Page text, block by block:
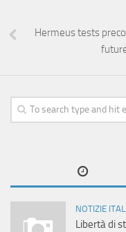
Hermeus tests
NOTIZIE
Libertà di